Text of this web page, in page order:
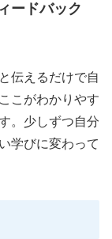
ードバック
伝えるだけで自
こがわかりやす
。少しずつ自分
学びに変わって